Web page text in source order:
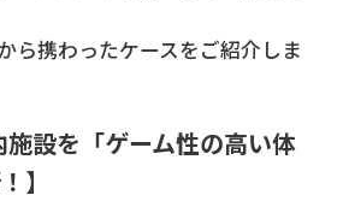
ら携わったケースをご紹介しま
施設を「ゲーム性の高い体
】